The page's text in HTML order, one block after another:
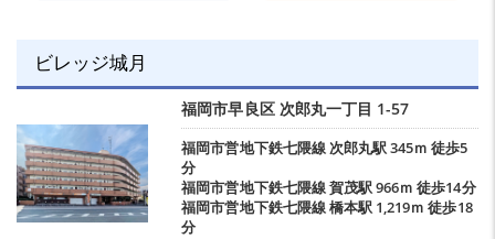
ビレッジ城月
福岡市早良区 次郎丸一丁目 1-57
福岡市営地下鉄七隈線 次郎丸駅345ｍ 徒歩5
分
福岡市営地下鉄七隈線賀茂駅966ｍ 徒歩14分
福岡市営地下鉄七隈線橋本駅 1,219ｍ 徒歩18
分